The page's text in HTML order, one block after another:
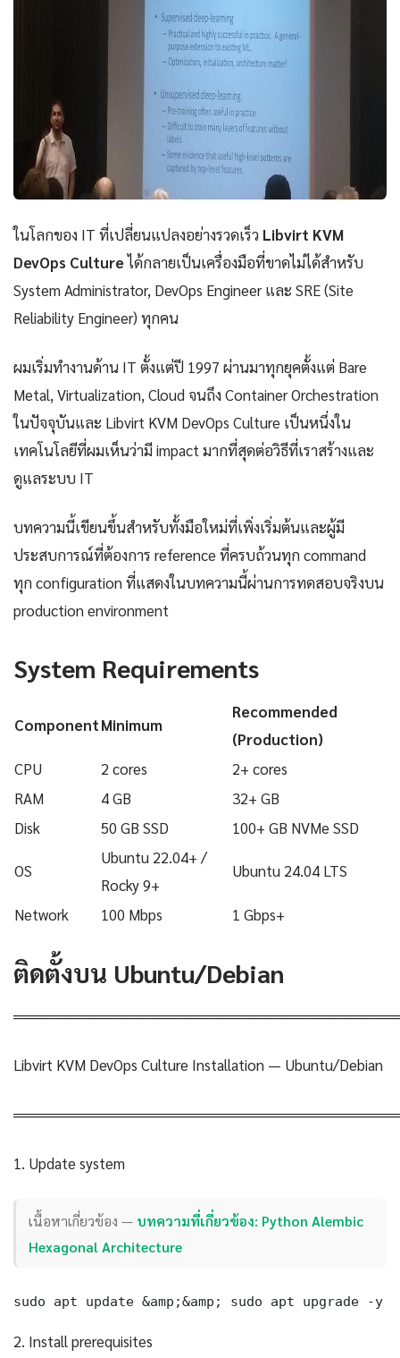
ในโลกของ IT ที่เปลี่ยนแปลงอย่างรวดเร็ว Libvirt KVM
DevOps Cultureได้กลายเป็นเครื่องมือที่ขาดไม่ได้สำหรับ
System Administrator, DevOps Engineer และ SRE (Site
Reliability Engineer) ทุกคน
ผมเริ่มทำงานด้าน IT ตั้งแต่ปี 1997 ผ่านมาทุกยุคตั้งแต่ Bare
Metal, Virtualization, Cloud จนถึง Container Orchestration
ในปัจจุบันและ Libvirt KVM DevOps Culture เป็นหนึ่งใน
เทคโนโลยีที่ผมเห็นว่ามี impact มากที่สุดต่อวิธีที่เราสร้างและ
ดูแลระบบ IT
บทความนี้เขียนขึ้นสำหรับทั้งมือใหม่ที่เพิ่งเริ่มต้นและผู้มี
ประสบการณ์ที่ต้องการ reference ที่ครบถ้วนทุก command
ทุก configuration ที่แสดงในบทความนี้ผ่านการทดสอบจริงบน
production environment
System Requirements
ComponentMinimum
Recommended
(Production)
CPU
2 cores
2+ cores
RAM
4 GB
32+ GB
Disk
50 GB SSD 100+ GB NVMe SSD
OS
Ubuntu 22.04+ /
Rocky 9+
Ubuntu 24.04 LTS
Network 100 Mbps 1 Gbps+
ติดตั้งบน Ubuntu/Debian
Libvirt KVM DevOps Culture Installation — Ubuntu/Debian
1. Update system
เนื้อหาเกี่ยวข้อง — บทความที่เกี่ยวข้อง: Python Alembic
Hexagonal Architecture
sudo apt update &amp;&amp; sudo apt upgrade -y
2. Install prerequisites